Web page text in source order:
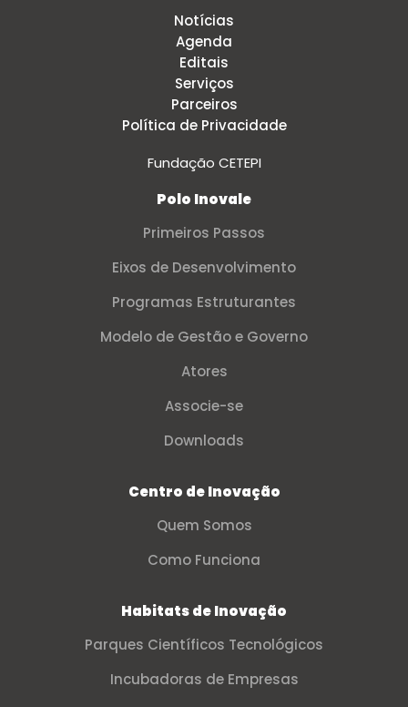
Notícias
Agenda
Editais
Serviços
Parceiros
Política de Privacidade
Fundação CETEPI
Polo Inovale
Primeiros Passos
Eixos de Desenvolvimento
Programas Estruturantes
Modelo de Gestão e Governo
Atores
Associe-se
Downloads
Centro de Inovação
Quem Somos
Como Funciona
Habitats de Inovação
Parques Científicos Tecnológicos
Incubadoras de Empresas